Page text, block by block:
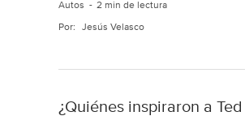
Autos 2 min de lectura
Por: Jesús Velasco
¿Quiénes inspiraron a